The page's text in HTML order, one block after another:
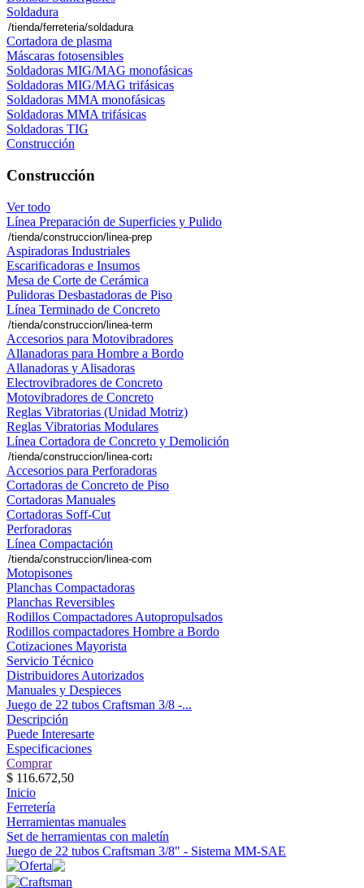
Soldadura
Cortadora de plasma
Máscaras fotosensibles
Soldadoras MIG/MAG monofásicas
Soldadoras MIG/MAG trifásicas
Soldadoras MMA monofásicas
Soldadoras MMA trifásicas
Soldadoras TIG
Construcción
Construcción
Ver todo
Línea Preparación de Superficies y Pulido
Aspiradoras Industriales
Escarificadoras e Insumos
Mesa de Corte de Cerámica
Pulidoras Desbastadoras de Piso
Línea Terminado de Concreto
Accesorios para Motovibradores
Allanadoras para Hombre a Bordo
Allanadoras y Alisadoras
Electrovibradores de Concreto
Motovibradores de Concreto
Reglas Vibratorias (Unidad Motriz)
Reglas Vibratorias Modulares
Línea Cortadora de Concreto y Demolición
Accesorios para Perforadoras
Cortadoras de Concreto de Piso
Cortadoras Manuales
Cortadoras Soff-Cut
Perforadoras
Línea Compactación
Motopisones
Planchas Compactadoras
Planchas Reversibles
Rodillos Compactadores Autopropulsados
Rodillos compactadores Hombre a Bordo
Cotizaciones Mayorista
Servicio Técnico
Distribuidores Autorizados
Manuales y Despieces
Juego de 22 tubos Craftsman 3/8 -...
Descripción
Puede Interesarte
Especificaciones
Comprar
$ 116.672,50
Inicio
Ferretería
Herramientas manuales
Set de herramientas con maletín
Juego de 22 tubos Craftsman 3/8" - Sistema MM-SAE